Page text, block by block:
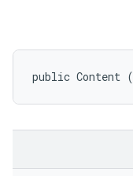
public Content